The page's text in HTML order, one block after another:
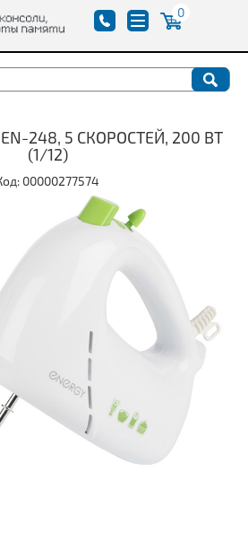
0
248, 5 СКОРОСТЕЙ, 200 ВТ
(1/12)
00000277574